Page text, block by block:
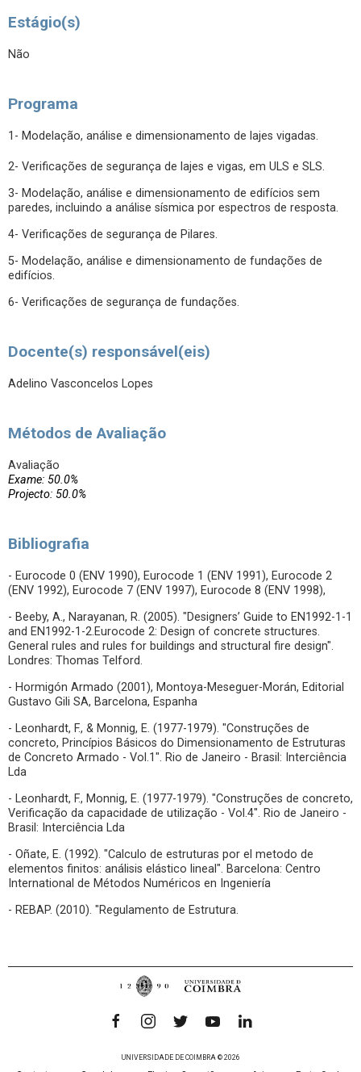
Estágio(s)
Não
Programa
1- Modelação, análise e dimensionamento de lajes vigadas.
2- Verificações de segurança de lajes e vigas, em ULS e SLS.
3- Modelação, análise e dimensionamento de edifícios sem
paredes, incluindo a análise sísmica por espectros de resposta.
4- Verificações de segurança de Pilares.
5- Modelação, análise e dimensionamento de fundações de
edifícios.
6- Verificações de segurança de fundações.
Docente(s) responsável(eis)
Adelino Vasconcelos Lopes
Métodos de Avaliação
Avaliação
Exame: 50.0%
Projecto: 50.0%
Bibliografia
- Eurocode 0 (ENV 1990), Eurocode 1 (ENV 1991), Eurocode 2
(ENV 1992), Eurocode 7 (ENV 1997), Eurocode 8 (ENV 1998),
- Beeby, A., Narayanan, R. (2005). "Designers’ Guide to EN1992-1-1
and EN1992-1-2.Eurocode 2: Design of concrete structures.
General rules and rules for buildings and structural fire design".
Londres: Thomas Telford.
- Hormigón Armado (2001), Montoya-Meseguer-Morán, Editorial
Gustavo Gili SA, Barcelona, Espanha
- Leonhardt, F., & Monnig, E. (1977-1979). "Construções de
concreto, Princípios Básicos do Dimensionamento de Estruturas
de Concreto Armado - Vol.1". Rio de Janeiro - Brasil: Interciência
Lda
- Leonhardt, F., Monnig, E. (1977-1979). "Construções de concreto,
Verificação da capacidade de utilização - Vol.4". Rio de Janeiro -
Brasil: Interciência Lda
- Oñate, E. (1992). "Calculo de estruturas por el metodo de
elementos finitos: análisis elástico lineal". Barcelona: Centro
International de Métodos Numéricos en Ingeniería
- REBAP. (2010). "Regulamento de Estrutura.
UNIVERSIDADE DE COIMBRA © 2026